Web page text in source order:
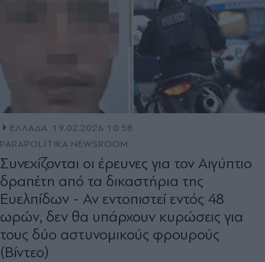
ΕΛΛΑΔΑ 19.02.2026 10:58
PARAPOLITIKA NEWSROOM
Συνεχίζονται οι έρευνες για τον Αιγύπτιο
δραπέτη από τα δικαστήρια της
Ευελπίδων - Αν εντοπιστεί εντός 48
ωρών, δεν θα υπάρχουν κυρώσεις για
τους δύο αστυνομικούς φρουρούς
(Βίντεο)